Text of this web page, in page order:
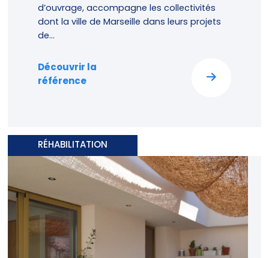
d’ouvrage, accompagne les collectivités
dont la ville de Marseille dans leurs projets
de...
Découvrir la
référence
RÉHABILITATION